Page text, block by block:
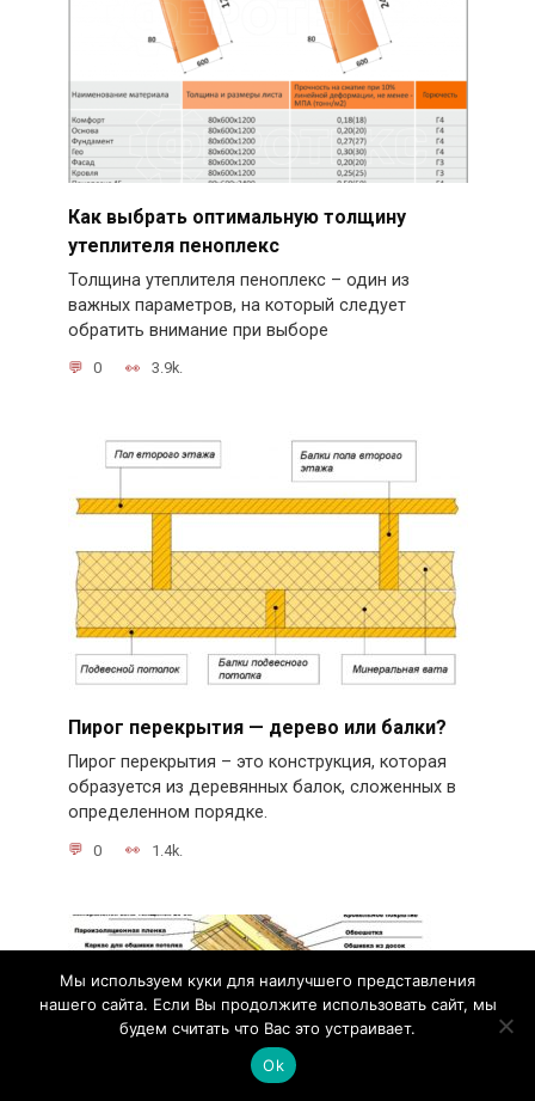
Как выбрать оптимальную толщину
утеплителя пеноплекс
Толщина утеплителя пеноплекс – один из
важных параметров, на который следует
обратить внимание при выборе
0 3.9k.
Пирог перекрытия — дерево или балки?
Пирог перекрытия – это конструкция, которая
образуется из деревянных балок, сложенных в
определенном порядке.
0 1.4k.
Мы используем куки для наилучшего представления
нашего сайта. Если Вы продолжите использовать сайт, мы
будем считать что Вас это устраивает.
Ok